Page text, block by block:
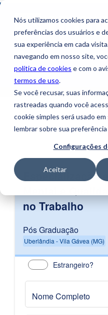
Nós utilizamos cookies para
preferências dos usuários e
sua experiência em cada
navegando em nosso site,
política de cookies e com o
termos de uso.
Se você recusar, suas
rastreadas quando você
cookie simples será usado
lembrar sobre sua
Configurações
Aceitar
Construaseu
a Uniube!
Especialização
no Trabalho
Pós Graduação
Uberlândia - Vila Gávea (MG)
Estrangeiro?
Nome Completo